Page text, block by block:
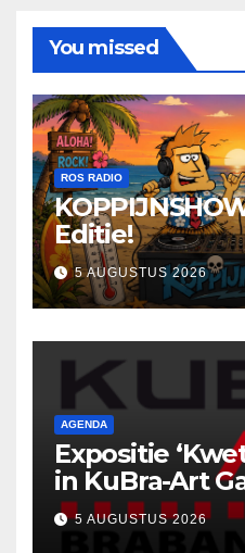
You missed
ROS RADIO
Editie!
5 AUGUSTUS 2026
AGENDA
Expositie
in KuBra-Art
uit tot
reflectie
5 AUGUSTUS 2026